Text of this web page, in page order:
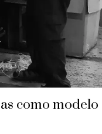
como modelo